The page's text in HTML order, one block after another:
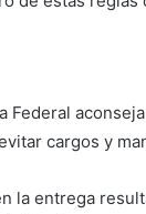
Federal
cargos y
la entrega